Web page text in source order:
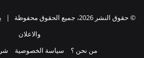
© حقوق النشر 2026، جميع الحقوق
والاعلان
من نحن ؟
سياسة الخصوصية